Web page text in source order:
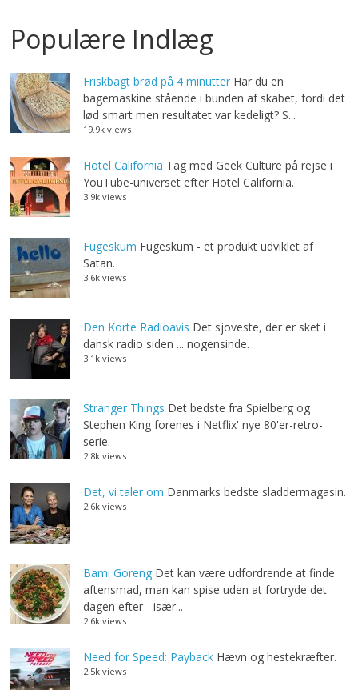
Populære Indlæg
Friskbagt brød på 4 minutter Har du en
bagemaskine stående i bunden af skabet, fordi det
lød smart men resultatet var kedeligt? S...
19.9k views
Hotel California Tag med Geek Culture på rejse i
YouTube-universet efter Hotel California.
3.9k views
Fugeskum Fugeskum - et produkt udviklet af
Satan.
3.6k views
Den Korte Radioavis Det sjoveste, der er sket i
dansk radio siden ... nogensinde.
3.1k views
Stranger Things Det bedste fra Spielberg og
Stephen King forenes i Netflix' nye 80'er-retro-
serie.
2.8k views
Det, vi taler om Danmarks bedste sladdermagasin.
2.6k views
Bami Goreng Det kan være udfordrende at finde
aftensmad, man kan spise uden at fortryde det
dagen efter - især...
2.6k views
Need for Speed: Payback Hævn og hestekræfter.
2.5k views